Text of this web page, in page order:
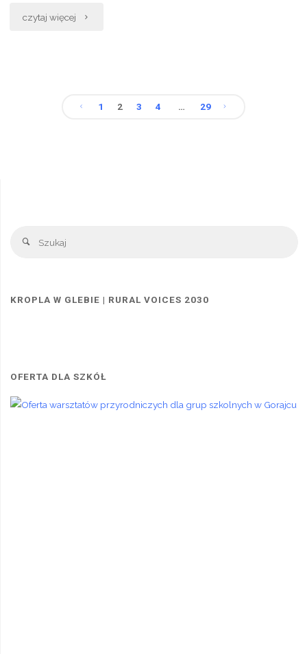
czytaj więcej „Etnoperformance
1 2 3 4 … 29
Szukaj
KROPLA W GLEBIE | RURAL VOICES 2030
OFERTA DLA SZKÓŁ